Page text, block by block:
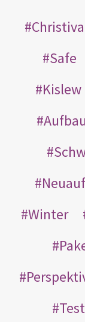
Safe
Kislew
Aufbau
Winter